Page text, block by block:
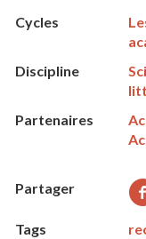
Cycles
Discipline
Partenaires
Partager
Tags